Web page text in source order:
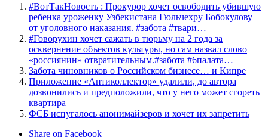
#ВотТакНовость : Прокурор хочет освободить убившую
ребенка уроженку Узбекистана Гюльчехру Бобокулову
от уголовного наказания. #забота #твари…
#Говорухин хочет сажать в тюрьму на 2 года за
осквернение объектов культуры, но сам назвал слово
«россиянин» отвратительным.#забота #6палата…
Забота чиновников о Российском бизнесе… и Кипре
Приложение «Антиколлектор» удалили, до автора
дозвонились и предположили, что у него может сгореть
квартира
ФСБ испугалось анонимайзеров и хочет их запретить
Share on Facebook